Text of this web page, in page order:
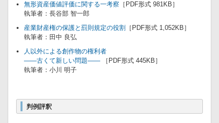
無形資産価値評価に関する一考察 ［PDF形式 981KB］
執筆者：長谷部 智一郎
産業財産権の保護と罰則規定の役割
［PDF形式 1,052KB］
執筆者：田中 良弘
人以外による創作物の権利者
――古くて新しい問題――
［PDF形式 445KB］
執筆者：小川 明子
判例評釈